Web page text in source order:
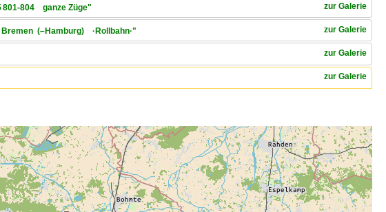
zur Galerie
801-804 ganze Züge"
zur Galerie
(–Hamburg) ·Rollbahn·"
zur Galerie
zur Galerie